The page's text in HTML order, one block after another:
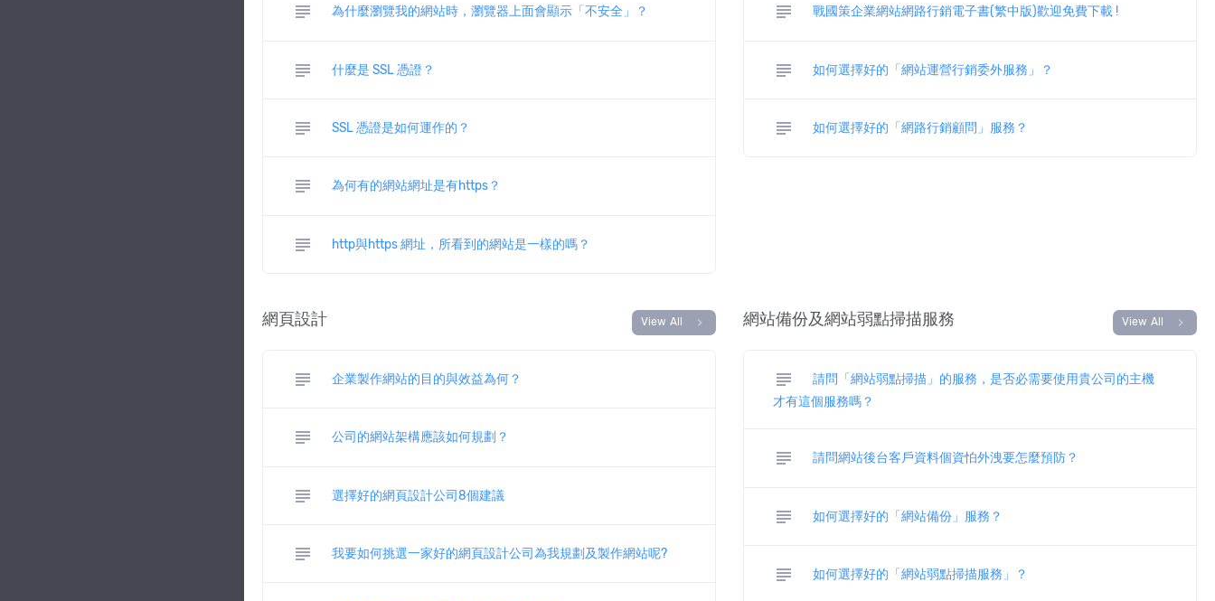
subject 為什麼瀏覽我的網站時，瀏覽器上面會顯示「不安全」？
subject 什麼是 SSL 憑證？
subject SSL 憑證是如何運作的？
subject 為何有的網站網址是有https？
subject http與https 網址，所看到的網站是一樣的嗎？
subject 戰國策企業網站網路行銷電子書(繁中版)歡迎免費下載 !
subject 如何選擇好的「網站運營行銷委外服務」？
subject 如何選擇好的「網路行銷顧問」服務？
網頁設計 View All chevron_right
subject 企業製作網站的目的與效益為何？
subject 公司的網站架構應該如何規劃？
subject 選擇好的網頁設計公司8個建議
subject 我要如何挑選一家好的網頁設計公司為我規劃及製作網站呢?
網站備份及網站弱點掃描服務 View All chevron_right
subject
請問「網站弱點掃描」的服務，是否必需要使用貴公司的主機
才有這個服務嗎？
subject 請問網站後台客戶資料個資怕外洩要怎麼預防？
subject 如何選擇好的「網站備份」服務？
subject 如何選擇好的「網站弱點掃描服務」？